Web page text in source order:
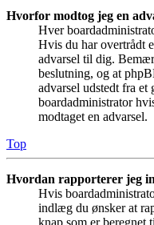
Hvorfor modtog jeg en
Hver
Hvis du har overtrådt
advarsel til dig.
beslutning, og at
advarsel udstedt fra
boardadministrator
modtaget en advarsel.
Top
Hvordan rapporterer jeg
Hvis
indlæg du ønsker at
knap som er